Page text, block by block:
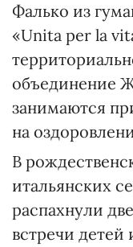
Фалько из
«Unita per la
объединение
занимаются
на
В
итальянских
распахнули
встречи детей